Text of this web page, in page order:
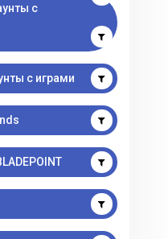
с
с играми